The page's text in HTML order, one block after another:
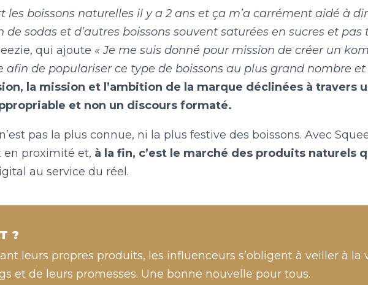
les boissons naturelles il y a 2 ans et ça m’a carrément aidé à
sodas et d’autres boissons souvent saturées en sucres et
qui ajoute « Je me suis donné pour mission de créer un
afin de populariser ce type de boissons au plus grand nombre
la mission et l’ambition de la marque déclinées à travers
et non un discours formaté.
pas la plus connue, ni la plus festive des boissons. Avec
proximité et, à la fin, c’est le marché des produits naturels
au service du réel.
?
leurs propres produits, les influenceurs s’obligent à veiller à la
et de leurs promesses. Une bonne nouvelle pour tous.